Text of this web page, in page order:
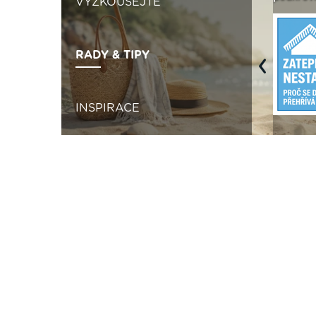
RADY & TIPY
INSPIRACE
Previous